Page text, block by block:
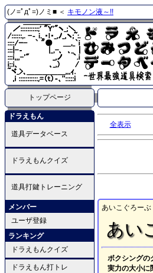
(ノ=ﾟдﾟ=)ノミ■ ＜ キモノン液～!!
トップページ
ドラえもん
道具データベース
ドラえもんクイズ
道具打鍵トレーニング
メンバー
ユーザ登録
ランキング
ドラえもんクイズ
ドラえもん打トレ
全表示
あいこぐろーぶ
あい
ボクシングの
実力の大小に